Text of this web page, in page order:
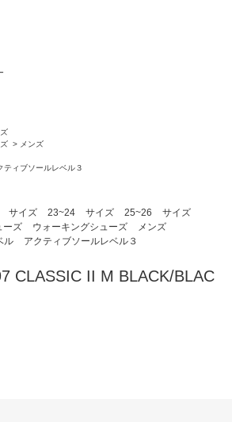
> メンズ
ティブソールレベル３
サイズ 23~24 サイズ 25~26
サイズ
ーズ ウォーキングシューズ
メンズ
ル アクティブソールレベル３
CLASSIC II M BLACK/BLAC